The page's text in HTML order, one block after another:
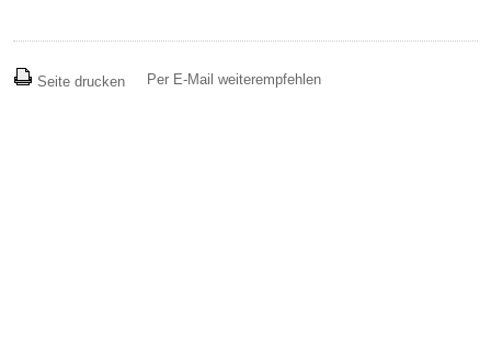
Seite drucken Per E-Mail weiterempfehlen